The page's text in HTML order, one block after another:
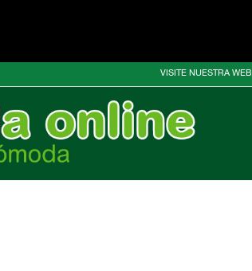
VISITE NUESTRA WEB